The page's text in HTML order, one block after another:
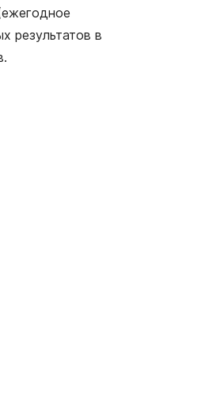
результатов в